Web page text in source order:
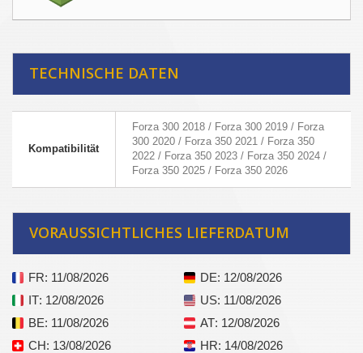
TECHNISCHE DATEN
Kompatibilität
Forza 300 2018 / Forza 300 2019 / Forza
300 2020 / Forza 350 2021 / Forza 350
2022 / Forza 350 2023 / Forza 350 2024 /
Forza 350 2025 / Forza 350 2026
VORAUSSICHTLICHES LIEFERDATUM
FR: 11/08/2026 DE: 12/08/2026
IT: 12/08/2026 US: 11/08/2026
BE: 11/08/2026 AT: 12/08/2026
CH: 13/08/2026 HR: 14/08/2026